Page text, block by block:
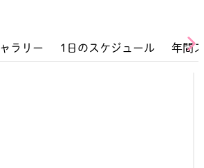
ラリー 1日のスケジュール 年間